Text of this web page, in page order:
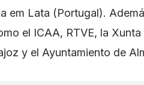
em Lata (Portugal).
el ICAA, RTVE, la Xunta
y el Ayuntamiento de